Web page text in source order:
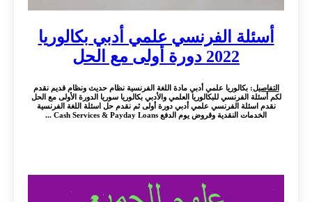
أسئلة الفرنسي علمي أدبي بكالوريا
2022 دورة أولى مع الحل
التفاصيل: بكالوريا علمي أدبي مادة اللغة الفرنسية نظام حديث ونظام قديم نقدم
لكم أسئلة الفرنسي للبكالوريا العلمي والأدبي بكالوريا سوريا الدورة الأولى مع الحل
نقدم اسئلة الفرنسي علمي أدبي دورة أولى ثم نقدم حل اسئلة اللغة الفرنسية
الخدمات النقدية وقروض يوم الدفع Cash Services & Payday Loans ...